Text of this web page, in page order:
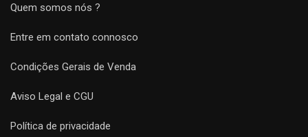
Quem somos nós ?
Entre em contato connosco
Condições Gerais de Venda
Aviso Legal e CGU
Política de privacidade